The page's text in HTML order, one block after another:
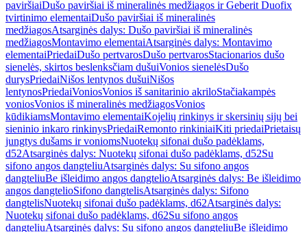
paviršiaiDušo paviršiai iš mineralinės medžiagos ir Geberit Duofix
tvirtinimo elementaiDušo paviršiai iš mineralinės
medžiagosAtsarginės dalys: Dušo paviršiai iš mineralinės
medžiagosMontavimo elementaiAtsarginės dalys: Montavimo
elementaiPriedaiDušo pertvarosDušo pertvarosStacionarios dušo
sienelės, skirtos beslenksčiam dušuiVonios sienelėsDušo
durysPriedaiNišos lentynos dušuiNišos
lentynosPriedaiVoniosVonios iš sanitarinio akriloStačiakampės
voniosVonios iš mineralinės medžiagosVonios
kūdikiamsMontavimo elementaiKojelių rinkinys ir skersinių sijų bei
sieninio inkaro rinkinysPriedaiRemonto rinkiniaiKiti priedaiPrietaisų
jungtys dušams ir voniomsNuotekų sifonai dušo padėklams,
d52Atsarginės dalys: Nuotekų sifonai dušo padėklams, d52Su
sifono angos dangteliuAtsarginės dalys: Su sifono angos
dangteliuBe išleidimo angos dangtelioAtsarginės dalys: Be išleidimo
angos dangtelioSifono dangtelisAtsarginės dalys: Sifono
dangtelisNuotekų sifonai dušo padėklams, d62Atsarginės dalys:
Nuotekų sifonai dušo padėklams, d62Su sifono angos
dangteliuAtsarginės dalys: Su sifono angos dangteliuBe išleidimo